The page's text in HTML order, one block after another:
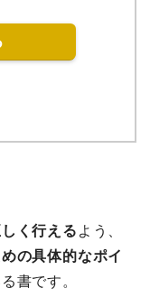
く行える よう、
の具体的なポイ
書です。